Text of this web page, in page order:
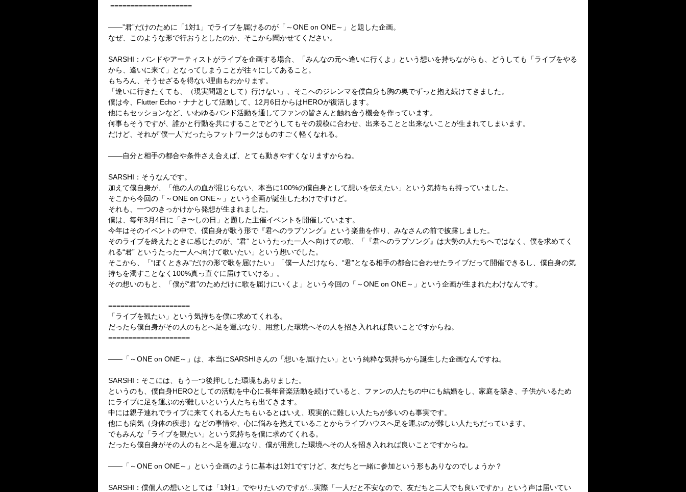
====================
――”君”だけのために「1対1」でライブを届けるのが「～ONE on ONE～」と題した企画。
なぜ、このような形で行おうとしたのか、そこから聞かせてください。
SARSHI：バンドやアーティストがライブを企画する場合、「みんなの元へ逢いに行くよ」という想いを持ちながらも、どうしても「ライブをやる
から、逢いに来て」となってしまうことが往々にしてあること。
もちろん、そうせざるを得ない理由もわかります。
「逢いに行きたくても、（現実問題として）行けない」、そこへのジレンマを僕自身も胸の奥でずっと抱え続けてきました。
僕は今、Flutter Echo・ナナとして活動して、12月6日からはHEROが復活します。
他にもセッションなど、いわゆるバンド活動を通してファンの皆さんと触れ合う機会を作っています。
何事もそうですが、誰かと行動を共にすることでどうしてもその規模に合わせ、出来ることと出来ないことが生まれてしまいます。
だけど、それが”僕一人”だったらフットワークはものすごく軽くなれる。
――自分と相手の都合や条件さえ合えば、とても動きやすくなりますからね。
SARSHI：そうなんです。
加えて僕自身が、「他の人の血が混じらない、本当に100%の僕自身として想いを伝えたい」という気持ちも持っていました。
そこから今回の「～ONE on ONE～」という企画が誕生したわけですけど。
それも、一つのきっかけから発想が生まれました。
僕は、毎年3月4日に「さ〜しの日」と題した主催イベントを開催しています。
今年はそのイベントの中で、僕自身が歌う形で『君へのラブソング』という楽曲を作り、みなさんの前で披露しました。
そのライブを終えたときに感じたのが、“君” というたった一人へ向けての歌、「『君へのラブソング』は大勢の人たちへではなく、僕を求めてく
れる“君” というたった一人へ向けて歌いたい」という想いでした。
そこから、「“ぼくときみ”だけの形で歌を届けたい」「僕一人だけなら、“君”となる相手の都合に合わせたライブだって開催できるし、僕自身の気
持ちを濁すことなく100%真っ直ぐに届けていける」。
その想いのもと、「僕が“君”のためだけに歌を届けにいくよ」という今回の「～ONE on ONE～」という企画が生まれたわけなんです。
====================
「ライブを観たい」という気持ちを僕に求めてくれる。
だったら僕自身がその人のもとへ足を運ぶなり、用意した環境へその人を招き入れれば良いことですからね。
====================
――「～ONE on ONE～」は、本当にSARSHIさんの「想いを届けたい」という純粋な気持ちから誕生した企画なんですね。
SARSHI：そこには、もう一つ後押しした環境もありました。
というのも、僕自身HEROとしての活動を中心に長年音楽活動を続けていると、ファンの人たちの中にも結婚をし、家庭を築き、子供がいるため
にライブに足を運ぶのが難しいという人たちも出てきます。
中には親子連れでライブに来てくれる人たちもいるとはいえ、現実的に難しい人たちが多いのも事実です。
他にも病気（身体の疾患）などの事情や、心に悩みを抱えていることからライブハウスへ足を運ぶのが難しい人たちだっています。
でもみんな「ライブを観たい」という気持ちを僕に求めてくれる。
だったら僕自身がその人のもとへ足を運ぶなり、僕が用意した環境へその人を招き入れれば良いことですからね。
――「～ONE on ONE～」という企画のように基本は1対1ですけど、友だちと一緒に参加という形もありなのでしょうか？
SARSHI：僕個人の想いとしては「1対1」でやりたいのですが…実際「一人だと不安なので、友だちと二人でも良いですか」という声は届いてい